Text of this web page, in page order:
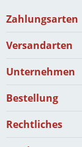
Zahlungsarten
Versandarten
Unternehmen
Bestellung
Rechtliches